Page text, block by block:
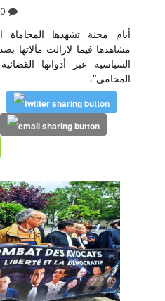
0
أيام محنة تشهدها المحاماة
مشاهدها فيما لازالت مآلاتها
السياسية عبر أدواتها
المحامي”،